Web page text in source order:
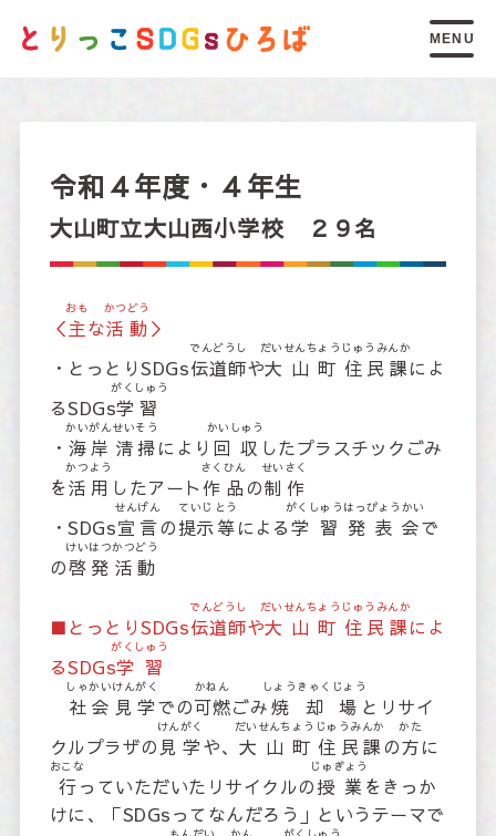
MENU
17個の目標 を調べる
こ でんどうし
SDGsを学
まな
べる資料
しりょう
の紹介
しょうかい
お
し
令和４年度・４年生
大山町立大山西小学校 ２９名
＜主
おも
な活動
かつどう
＞
・とっとりSDGs伝道師
でんどうし
や大山町
だいせんちょう
住民課
じゅうみんか
によ
るSDGs学習
がくしゅう
・ 海岸
かいがん
清掃
せいそう
により 回収
かいしゅう
したプラスチックごみ
を活用
かつよう
したアート作品
さくひん
の制作
せいさく
・SDGs宣言
せんげん
の提示
ていじ
等
とう
による学習
がくしゅう
発表会
はっぴょうかい
で
の啓発
けいはつ
活動
かつどう
■とっとりSDGs伝道師
でんどうし
や大山町
だいせんちょう
住民課
じゅうみんか
によ
るSDGs学習
がくしゅう
社会
しゃかい
見学
けんがく
での可燃
かねん
ごみ焼却場
しょうきゃくじょう
とリサイ
クルプラザの 見学
けんがく
や、 大山町
だいせんちょう
住民課
じゅうみんか
の方
かた
に
行
おこな
っていただいたリサイクルの授業
じゅぎょう
をきっか
けに、「SDGsってなんだろう」というテーマで